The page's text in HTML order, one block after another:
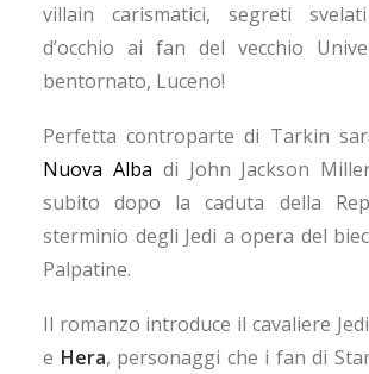
villain carismatici, segreti
d’occhio ai fan del vecchio
bentornato, Luceno!
Perfetta controparte di Tarkin
Nuova Alba di John Jackson
subito dopo la caduta della
sterminio degli Jedi a opera del
Palpatine.
Il romanzo introduce il cavaliere Jedi
e Hera, personaggi che i fan di